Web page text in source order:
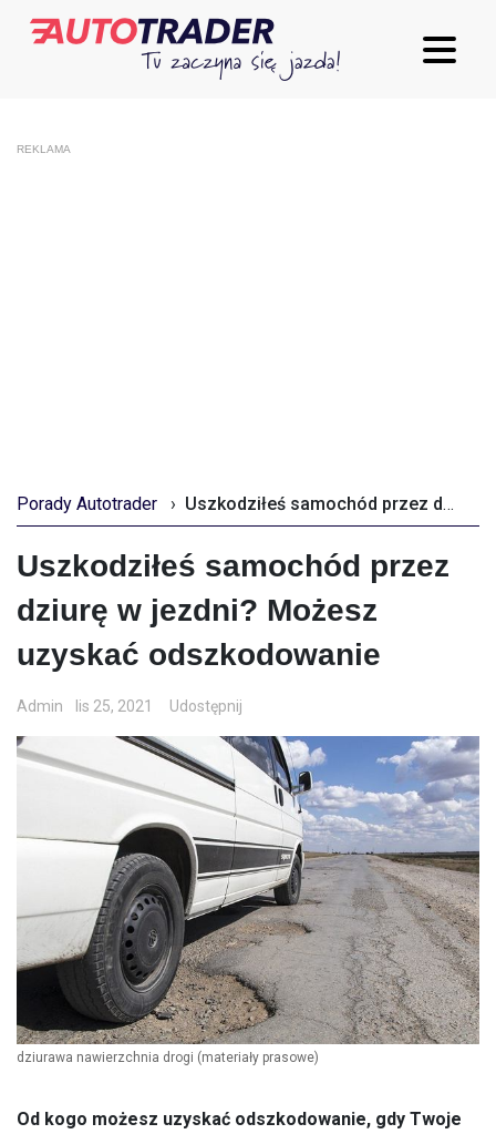
REKLAMA
Porady Autotrader › Uszkodziłeś samochód przez dziurę w jezdni? Możesz uzyskać odszkodowanie
Uszkodziłeś samochód przez
dziurę w jezdni? Możesz
uzyskać odszkodowanie
Admin lis 25, 2021 Udostępnij
dziurawa nawierzchnia drogi (materiały prasowe)
Od kogo możesz uzyskać odszkodowanie, gdy Twoje